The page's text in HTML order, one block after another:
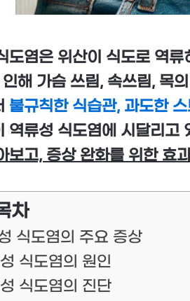
도염은 위산이 식도로 역
해 가슴 쓰림, 속쓰림, 목
불규칙한 식습관, 과도한
역류성 식도염에 시달리고
보고, 증상 완화를 위한 효
차
식도염의 주요 증상
식도염의 원인
식도염의 진단